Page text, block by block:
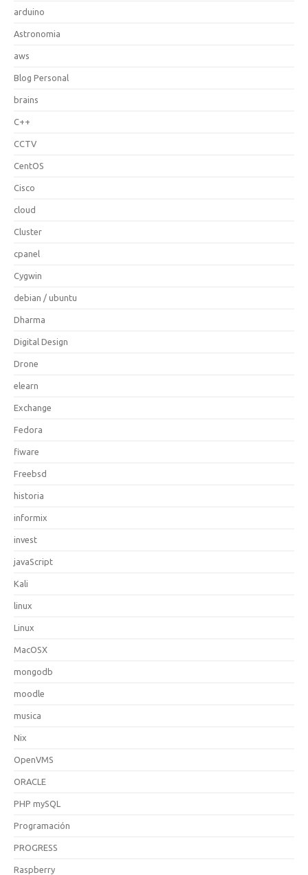
arduino
Astronomia
aws
Blog Personal
brains
C++
CCTV
CentOS
Cisco
cloud
Cluster
cpanel
Cygwin
debian / ubuntu
Dharma
Digital Design
Drone
elearn
Exchange
Fedora
fiware
Freebsd
historia
informix
invest
javaScript
Kali
linux
Linux
MacOSX
mongodb
moodle
musica
Nix
OpenVMS
ORACLE
PHP mySQL
Programación
PROGRESS
Raspberry